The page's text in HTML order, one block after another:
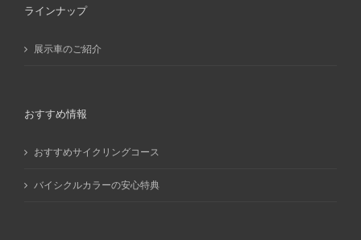
ラインナップ
展示車のご紹介
おすすめ情報
おすすめサイクリングコース
バイシクルカラーの安心特典